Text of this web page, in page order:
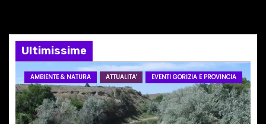
n
e
a
r
Ultimissime
AMBIENTE & NATURA ATTUALITA' EVENTI GORIZIA E PROVINCIA